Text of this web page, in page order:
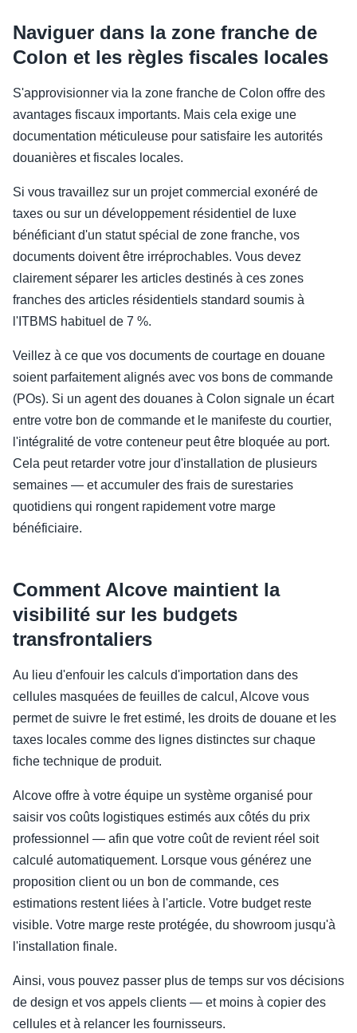
Naviguer dans la zone franche de
Colon et les règles fiscales locales
S'approvisionner via la zone franche de Colon offre des
avantages fiscaux importants. Mais cela exige une
documentation méticuleuse pour satisfaire les autorités
douanières et fiscales locales.
Si vous travaillez sur un projet commercial exonéré de
taxes ou sur un développement résidentiel de luxe
bénéficiant d'un statut spécial de zone franche, vos
documents doivent être irréprochables. Vous devez
clairement séparer les articles destinés à ces zones
franches des articles résidentiels standard soumis à
l'ITBMS habituel de 7 %.
Veillez à ce que vos documents de courtage en douane
soient parfaitement alignés avec vos bons de commande
(POs). Si un agent des douanes à Colon signale un écart
entre votre bon de commande et le manifeste du courtier,
l'intégralité de votre conteneur peut être bloquée au port.
Cela peut retarder votre jour d'installation de plusieurs
semaines — et accumuler des frais de surestaries
quotidiens qui rongent rapidement votre marge
bénéficiaire.
Comment Alcove maintient la
visibilité sur les budgets
transfrontaliers
Au lieu d'enfouir les calculs d'importation dans des
cellules masquées de feuilles de calcul, Alcove vous
permet de suivre le fret estimé, les droits de douane et les
taxes locales comme des lignes distinctes sur chaque
fiche technique de produit.
Alcove offre à votre équipe un système organisé pour
saisir vos coûts logistiques estimés aux côtés du prix
professionnel — afin que votre coût de revient réel soit
calculé automatiquement. Lorsque vous générez une
proposition client ou un bon de commande, ces
estimations restent liées à l'article. Votre budget reste
visible. Votre marge reste protégée, du showroom jusqu'à
l'installation finale.
Ainsi, vous pouvez passer plus de temps sur vos décisions
de design et vos appels clients — et moins à copier des
cellules et à relancer les fournisseurs.